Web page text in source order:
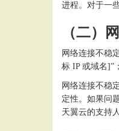
进程。对于一
（二）
网络连接不稳
标 IP 或域名]”
网络连接不稳
定性。如果问
天翼云的支持